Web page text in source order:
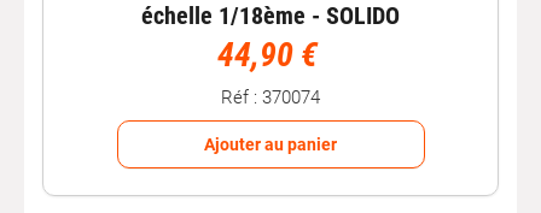
échelle 1/18ème - SOLIDO
44,90 €
Réf : 370074
Ajouter au panier